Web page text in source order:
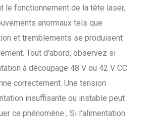
le fonctionnement de la tête laser,
anormaux tels que
et tremblements se produisent
Tout d'abord, observez si
à découpage 48 V ou 42 V CC
correctement. Une tension
insuffisante ou instable peut
ce phénomène ; Si l'alimentation